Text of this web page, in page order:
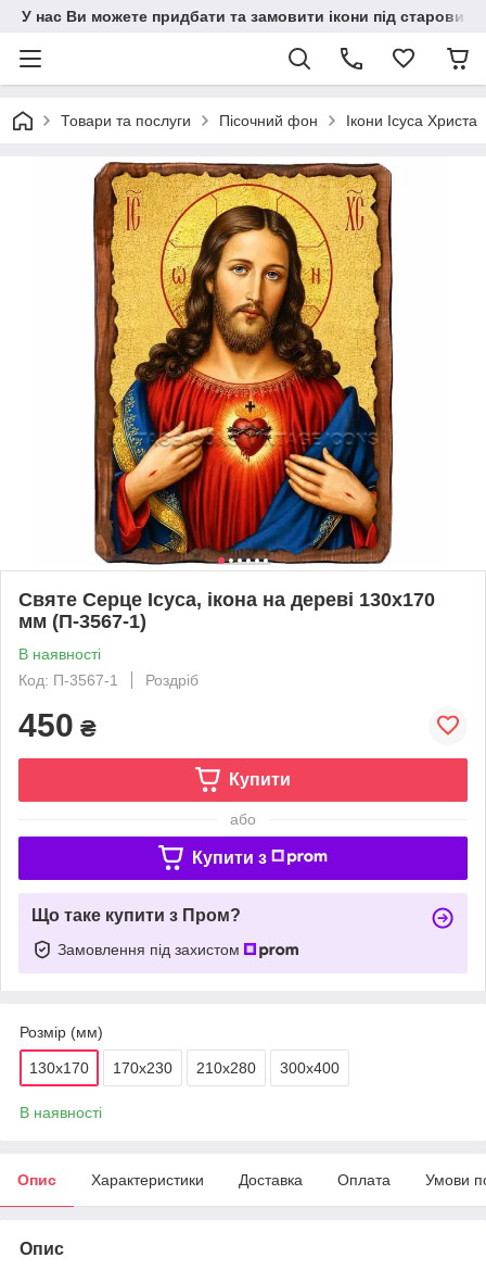
У нас Ви можете придбати та замовити ікони під
Товари та послуги Пісочний фон Ікони Ісуса Христа
Святе Серце Ісуса, ікона на дереві 130х170
мм (П-3567-1)
В наявності
Код: П-3567-1
Роздріб
450 ₴
Купити
або
Купити з
Що таке купити з Пром?
Замовлення під захистом
Розмір (мм)
130х170 170х230 210х280 300х400
В наявності
Опис Характеристики Доставка Оплата Умови
Опис